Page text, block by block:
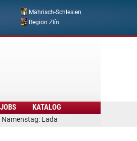
Mährisch-Schlesien
Region Zlín
Lada
JOBS KATALOG